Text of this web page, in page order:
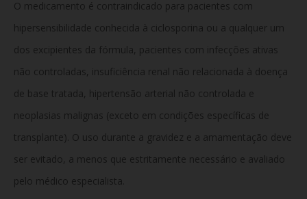
O medicamento é contraindicado para pacientes com
hipersensibilidade conhecida à ciclosporina ou a qualquer um
dos excipientes da fórmula, pacientes com infecções ativas
não controladas, insuficiência renal não relacionada à doença
de base tratada, hipertensão arterial não controlada e
neoplasias malignas (exceto em condições específicas de
transplante). O uso durante a gravidez e a amamentação deve
ser evitado, a menos que estritamente necessário e avaliado
pelo médico especialista.